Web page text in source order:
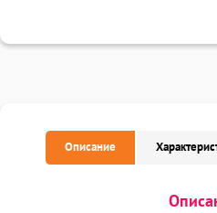
Описание